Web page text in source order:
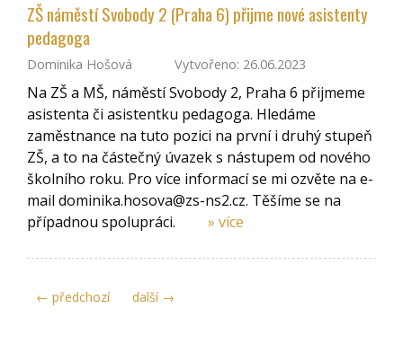
ZŠ náměstí Svobody 2 (Praha 6) přijme nové asistenty
pedagoga
Dominika Hošová Vytvořeno: 26.06.2023
Na ZŠ a MŠ, náměstí Svobody 2, Praha 6 přijmeme
asistenta či asistentku pedagoga. Hledáme
zaměstnance na tuto pozici na první i druhý stupeň
ZŠ, a to na částečný úvazek s nástupem od nového
školního roku. Pro více informací se mi ozvěte na e-
mail dominika.hosova@zs-ns2.cz. Těšíme se na
případnou spolupráci.
» více
← předchozí další →